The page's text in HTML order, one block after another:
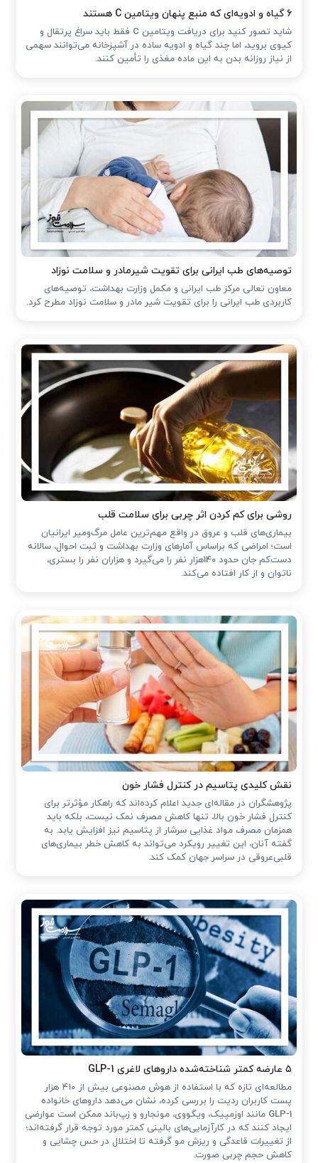
۶ گیاه و ادویه‌ای که منبع پنهان ویتامین C هستند
شاید تصور کنید برای دریافت ویتامین C فقط باید سراغ پرتقال و
کیوی بروید، اما چند گیاه و ادویه ساده در آشپزخانه می‌توانند سهمی
از نیاز روزانه بدن به این ماده مغذی را تأمین کنند.
توصیه‌های طب ایرانی برای تقویت شیرمادر و سلامت نوزاد
معاون تعالی مرکز طب ایرانی و مکمل وزارت بهداشت، توصیه‌های
کاربردی طب ایرانی را برای تقویت شیر مادر و سلامت نوزاد مطرح کرد.
روشی برای کم کردن اثر چربی برای سلامت قلب
بیماری‌های قلب و عروق در واقع مهم‌ترین عامل مرگ‌ومیر ایرانیان
است؛ امراضی که براساس آمارهای وزارت بهداشت و ثبت احوال، سالانه
دست‌کم جان حدود 140هزار نفر را می‌گیرد و هزاران نفر را بستری،
ناتوان و از کار افتاده می‌کند.
نقش کلیدی پتاسیم در کنترل فشار خون
پژوهشگران در مقاله‌ای جدید اعلام کرده‌اند که راهکار مؤثرتر برای
کنترل فشار خون بالا، تنها کاهش مصرف نمک نیست، بلکه باید
همزمان مصرف مواد غذایی سرشار از پتاسیم نیز افزایش یابد. به
گفته آنان، این تغییر رویکرد می‌تواند به کاهش خطر بیماری‌های
قلبی‌عروقی در سراسر جهان کمک کند.
۵ عارضه کمتر شناخته‌شده داروهای لاغری GLP-1
مطالعه‌ای تازه که با استفاده از هوش مصنوعی بیش از ۴۱۰ هزار
پست کاربران ردیت را بررسی کرده، نشان می‌دهد داروهای خانواده
GLP-1 مانند اوزمپیک، ویگووی، مونجارو و زپ‌باند ممکن است عوارضی
ایجاد کنند که در کارآزمایی‌های بالینی کمتر مورد توجه قرار گرفته‌اند؛
از تغییرات قاعدگی و ریزش مو گرفته تا اختلال در حس چشایی و
کاهش حجم چربی صورت.